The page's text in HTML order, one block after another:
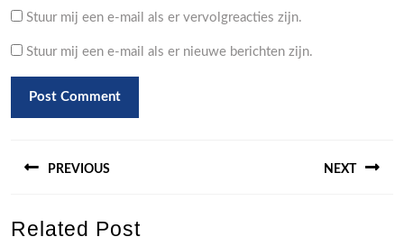
Stuur mij een e-mail als er vervolgreacties zijn.
Stuur mij een e-mail als er nieuwe berichten zijn.
PREVIOUS
post:
NEXT
Related Post